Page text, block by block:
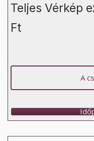
Teljes Vérkép
Ft
A